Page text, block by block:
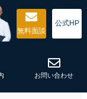
無料面談
公式HP
お問い合わせ